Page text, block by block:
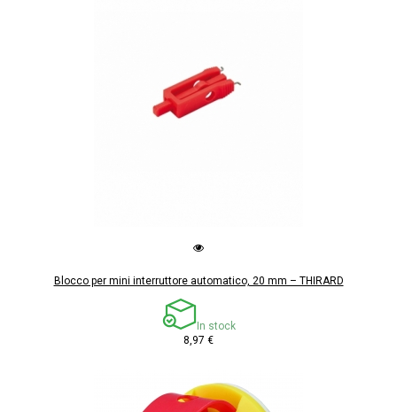
Blocco per mini interruttore automatico, 20 mm – THIRARD
In stock
8,97 €